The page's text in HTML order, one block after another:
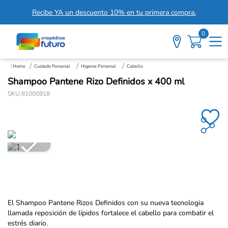
Recibe YA un descuento 10% en tu primera compra.
0
Cuidado Personal Higiene Personal Cabello
Shampoo Pantene Rizo Definidos x 400 ml
SKU:81000918
El Shampoo Pantene Rizos Definidos con su nueva tecnologia
llamada reposición de lípidos fortalece el cabello para combatir el
estrés diario.